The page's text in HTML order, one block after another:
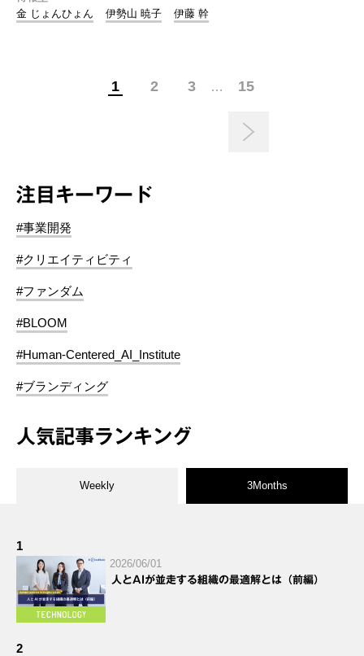
金 じょんひょん
伊勢山 暁子 伊藤 幹
1 2 3 … 15
注目キーワード
#事業開発
#クリエイティビティ
#ファンダム
#BLOOM
#Human-Centered_AI_Institute
#ブランディング
人気記事ランキング
Weekly 3Months
1
2026/06/01
人とAIが並走する組織の最適解とは（前編）
2